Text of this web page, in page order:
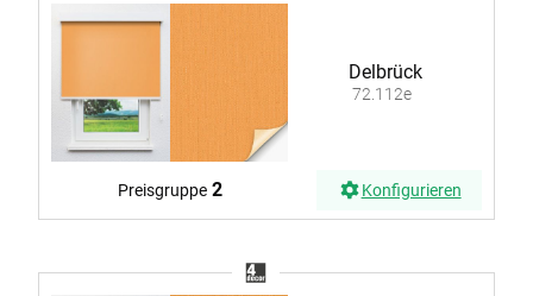
Delbrück
72.112e
Preisgruppe 2 Konfigurieren